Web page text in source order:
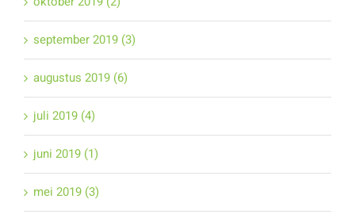
september 2019 (3)
augustus 2019 (6)
juli 2019 (4)
juni 2019 (1)
mei 2019 (3)